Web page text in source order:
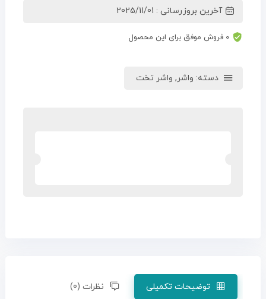
آخرین بروزرسانی : 2025/11/01
0 فروش موفق برای این محصول
دسته: واشر , واشر تخت
توضیحات تکمیلی نظرات (0)